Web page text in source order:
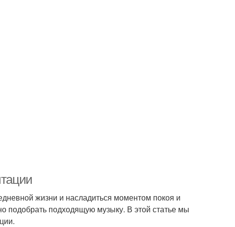
жизни и насладиться моментом покоя и
подобрать подходящую музыку. В этой статье мы